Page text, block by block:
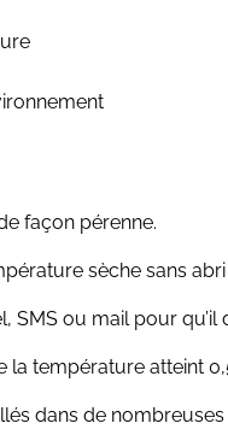
façon pérenne.
sèche sans
SMS ou mail pour
la température atteint
dans de